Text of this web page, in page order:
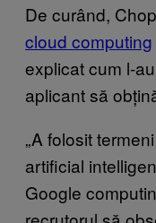
De curând,
cloud computing
explicat cum l-
aplicant să
„A folosit
artificial
Google